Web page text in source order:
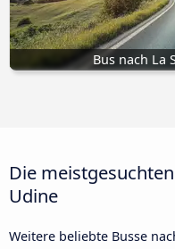
Bus nach La
Die
Udine
Weitere beliebte Busse